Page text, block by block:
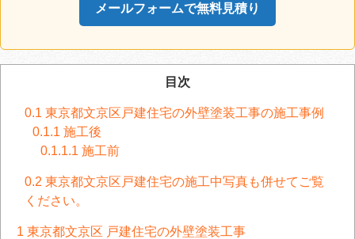
メールフォームで無料見積り
目次
0.1 東京都文京区戸建住宅の外壁塗装工事の施工事例
0.1.1 施工後
0.1.1.1 施工前
0.2 東京都文京区戸建住宅の施工中写真も併せてご覧
ください。
1 東京都文京区 戸建住宅の外壁塗装工事